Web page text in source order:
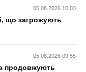
05.08.2026 10:03
що загрожують
05.08.2026 09:55
продовжують